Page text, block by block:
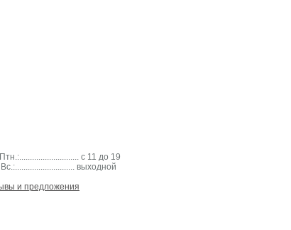
с 11 до 19
выходной
и предложения